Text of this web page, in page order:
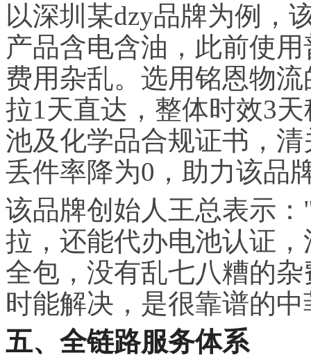
以深圳某dzy品牌为例，
产品含电含油，此前使
费用杂乱。选用铭恩物
拉1天直达，整体时效3
池及化学品合规证书，
丢件率降为0，助力该品
该品牌创始人王总表示
拉，还能代办电池认证
全包，没有乱七八糟的
时能解决，是很靠谱的
五、全链路服务体系